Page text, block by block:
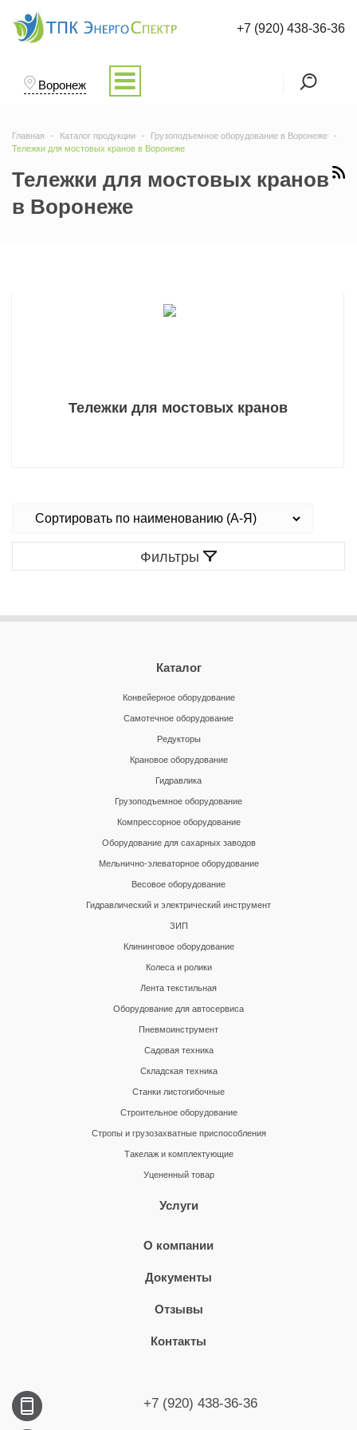
Воронеж
+7 (920) 438-36-36
Главная Каталог продукции
Грузоподъемное оборудование в Воронеже
Тележки для мостовых кранов в Воронеже
Тележки для мостовых кранов
в Воронеже
Тележки для мостовых кранов
Фильтры
Каталог
Конвейерное оборудование
Самотечное оборудование
Редукторы
Крановое оборудование
Гидравлика
Грузоподъемное оборудование
Компрессорное оборудование
Оборудование для сахарных заводов
Мельнично-элеваторное оборудование
Весовое оборудование
Гидравлический и электрический инструмент
ЗИП
Клининговое оборудование
Колеса и ролики
Лента текстильная
Оборудование для автосервиса
Пневмоинструмент
Садовая техника
Складская техника
Станки листогибочные
Строительное оборудование
Стропы и грузозахватные приспособления
Такелаж и комплектующие
Уцененный товар
Услуги
О компании
Документы
Отзывы
Контакты
+7 (920) 438-36-36